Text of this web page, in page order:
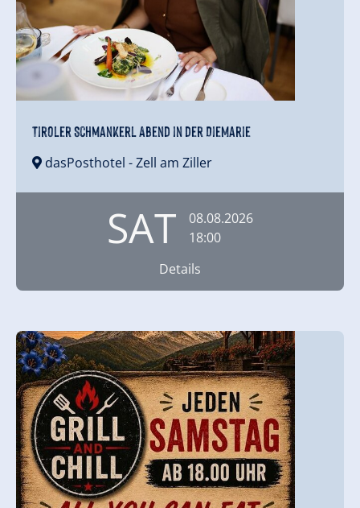
Tiroler Schmankerl Abend in der DieMarie
dasPosthotel - Zell am Ziller
SAT
08.08.2026
18:00
Details